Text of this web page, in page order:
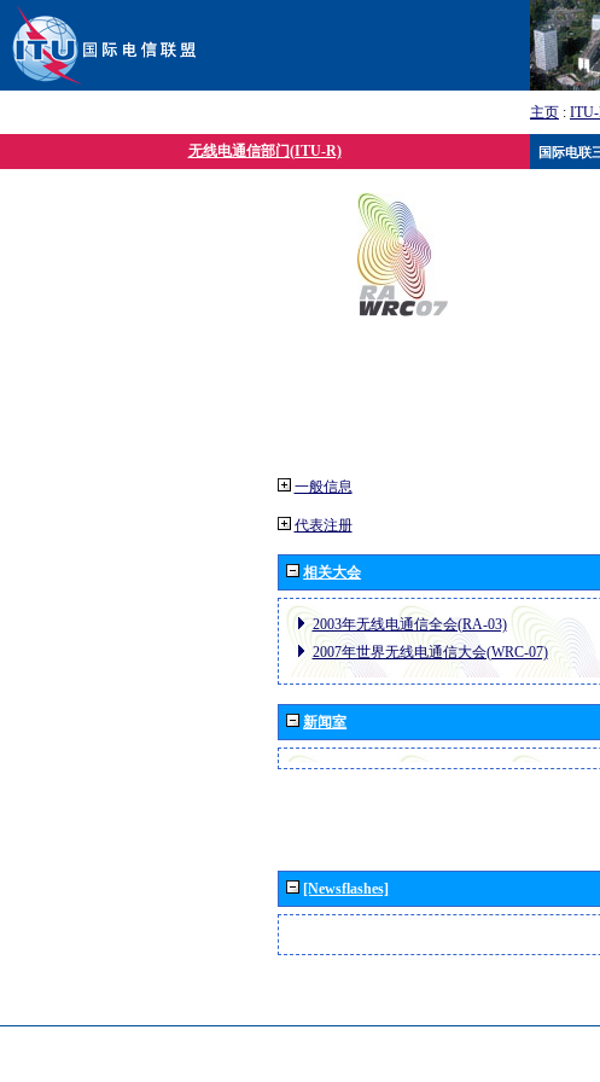
主页 :
无线电通信部门(ITU-R)
一般信息
代表注册
相关大会
2003年无线电通信全会(RA-03)
2007年世界无线电通信大会(WRC-07)
新闻室
[Newsflashes]
国际电联